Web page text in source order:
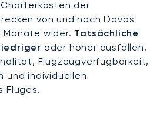
Charterkosten der
von und nach Davos
Monate wider. Tatsächliche
oder höher ausfallen,
Flugzeugverfügbarkeit,
und individuellen
Fluges.